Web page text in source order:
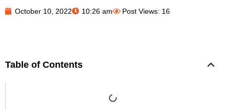
October 10, 2022 10:26 am Post Views: 16
Table of Contents